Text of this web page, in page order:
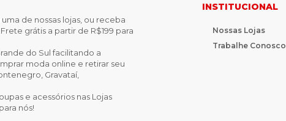
de nossas lojas, ou receba
grátis a partir de R$199 para
do Sul facilitando a
moda online e retirar seu
Gravataí,
e acessórios nas Lojas
nós!
INSTITUCIONAL
Nossas Lojas
Trabalhe Conosco